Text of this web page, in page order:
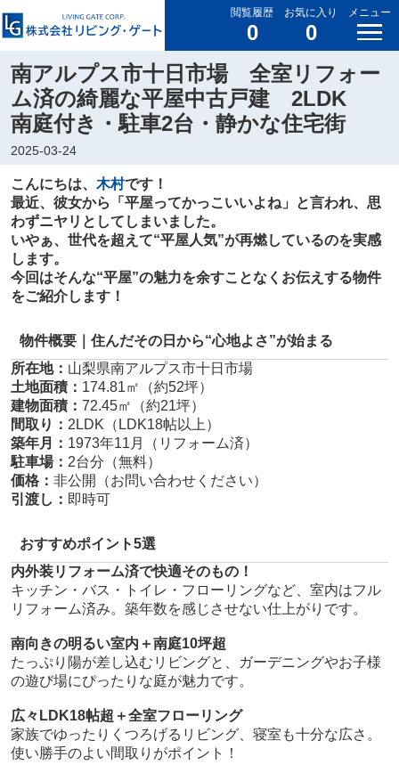
閲覧履歴
0
お気に入り
0
メニュー
南アルプス市十日市場 全室リフォー
ム済の綺麗な平屋中古戸建 2LDK
南庭付き・駐車2台・静かな住宅街
2025-03-24
こんにちは、 木村です！
最近、彼女から「平屋ってかっこいいよね」と言われ、思
わずニヤリとしてしまいました。
いやぁ、世代を超えて“平屋人気”が再燃しているのを実感
します。
今回はそんな“平屋”の魅力を余すことなくお伝えする物件
をご紹介します！
物件概要｜住んだその日から“心地よさ”が始まる
所在地： 山梨県南アルプス市十日市場
土地面積： 174.81㎡（約52坪）
建物面積： 72.45㎡（約21坪）
間取り： 2LDK（LDK18帖以上）
築年月： 1973年11月（リフォーム済）
駐車場： 2台分（無料）
価格： 非公開（お問い合わせください）
引渡し： 即時可
おすすめポイント5選
内外装リフォーム済で快適そのもの！
キッチン・バス・トイレ・フローリングなど、室内はフル
リフォーム済み。築年数を感じさせない仕上がりです。
南向きの明るい室内＋南庭10坪超
たっぷり陽が差し込むリビングと、ガーデニングやお子様
の遊び場にぴったりな庭が魅力です。
広々LDK18帖超＋全室フローリング
家族でゆったりくつろげるリビング、寝室も十分な広さ。
使い勝手のよい間取りがポイント！